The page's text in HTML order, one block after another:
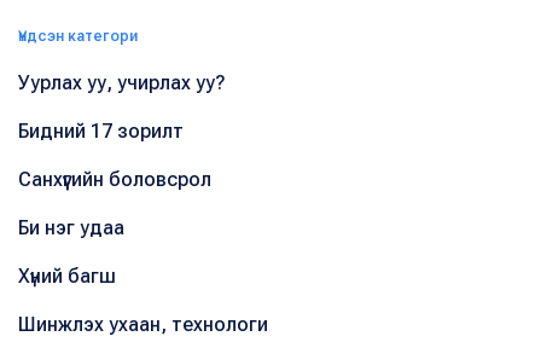
Үндсэн категори
Уурлах уу, учирлах уу?
Бидний 17 зорилт
Санхүүгийн боловсрол
Би нэг удаа
Хүний багш
Шинжлэх ухаан, технологи